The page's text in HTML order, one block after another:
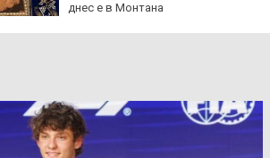
днес е в Монтана